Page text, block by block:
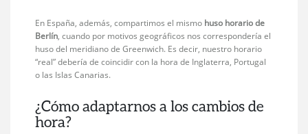
En España, además, compartimos el mismo huso horario de
Berlín, cuando por motivos geográficos nos correspondería el
huso del meridiano de Greenwich. Es decir, nuestro horario
“real” debería de coincidir con la hora de Inglaterra, Portugal
o las Islas Canarias.
¿Cómo adaptarnos a los cambios de
hora?